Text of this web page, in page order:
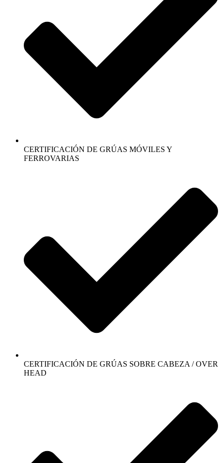
CERTIFICACIÓN DE GRÚAS MÓVILES Y
FERROVARIAS
CERTIFICACIÓN DE GRÚAS SOBRE CABEZA / OVER
HEAD